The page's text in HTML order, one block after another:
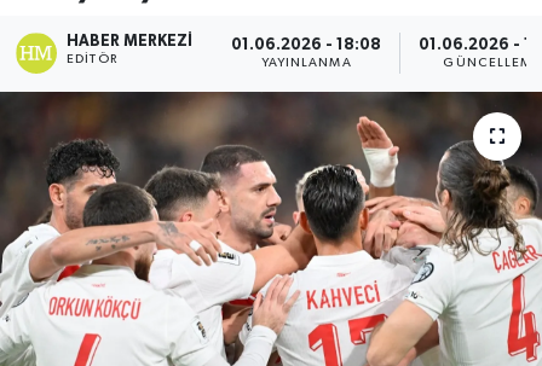
HABER MERKEZI
EDITÖR
01.06.2026 - 18:08
YAYINLANMA
01.06.2026 -
GÜNCELLEME